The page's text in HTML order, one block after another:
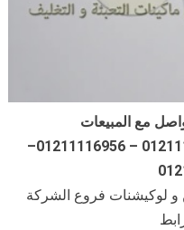
مع المبيعات
موبايل 01211116954 – 01211116955 – 01211116956–
و لوكيشنات فروع الشركة